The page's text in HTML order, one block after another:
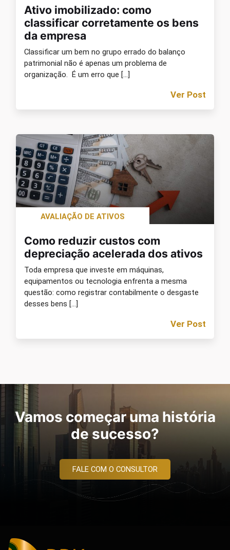
Ativo imobilizado: como
classificar corretamente os bens
da empresa
Classificar um bem no grupo errado do balanço
patrimonial não é apenas um problema de
organização. É um erro que […]
Ver Post
AVALIAÇÃO DE ATIVOS
Como reduzir custos com
depreciação acelerada dos ativos
Toda empresa que investe em máquinas,
equipamentos ou tecnologia enfrenta a mesma
questão: como registrar contabilmente o desgaste
desses bens […]
Ver Post
Vamos começar uma história
de sucesso?
FALE COM O CONSULTOR